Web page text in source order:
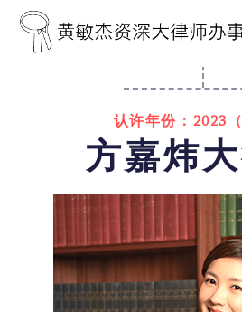
认许年份：2023（
方嘉炜